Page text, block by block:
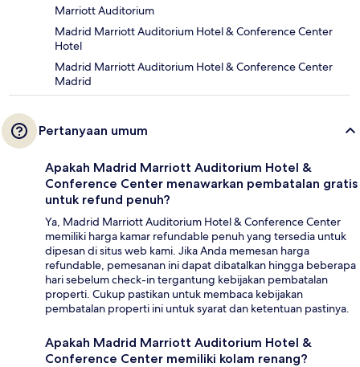
Marriott Auditorium
Madrid Marriott Auditorium Hotel & Conference Center
Hotel
Madrid Marriott Auditorium Hotel & Conference Center
Madrid
Pertanyaan umum
Apakah Madrid Marriott Auditorium Hotel &
Conference Center menawarkan pembatalan gratis
untuk refund penuh?
Ya, Madrid Marriott Auditorium Hotel & Conference Center
memiliki harga kamar refundable penuh yang tersedia untuk
dipesan di situs web kami. Jika Anda memesan harga
refundable, pemesanan ini dapat dibatalkan hingga beberapa
hari sebelum check-in tergantung kebijakan pembatalan
properti. Cukup pastikan untuk membaca kebijakan
pembatalan properti ini untuk syarat dan ketentuan pastinya.
Apakah Madrid Marriott Auditorium Hotel &
Conference Center memiliki kolam renang?